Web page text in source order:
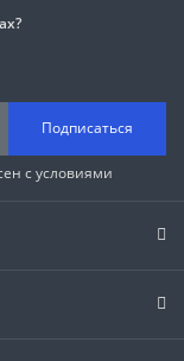
Подписаться
с условиями